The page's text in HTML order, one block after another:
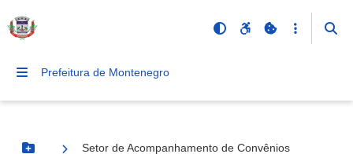
Prefeitura de Montenegro
Setor de Acompanhamento de Convênios